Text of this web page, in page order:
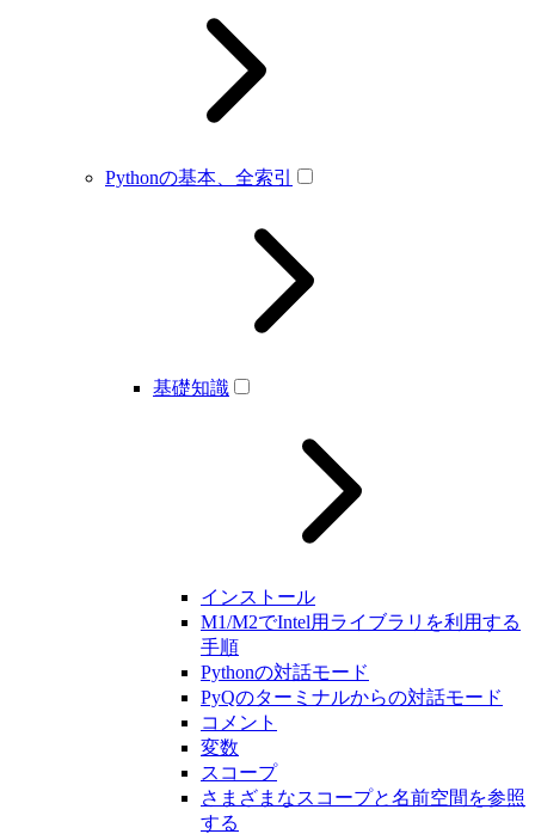
Pythonの基本、全索引
基礎知識
インストール
M1/M2でIntel用ライブラリを利用する
手順
Pythonの対話モード
PyQのターミナルからの対話モード
コメント
変数
スコープ
さまざまなスコープと名前空間を参照
する